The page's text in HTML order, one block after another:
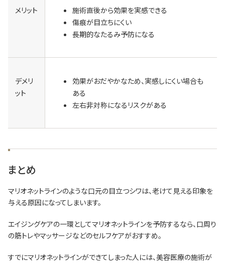
メリット
施術直後から効果を実感できる
傷痕が目立ちにくい
長期的なたるみ予防になる
デメリ
ット
効果がおだやかなため、実感しにくい場合も
ある
左右非対称になるリスクがある
まとめ
マリオネットラインのような口元の目立つシワは、老けて見える印象を
与える原因になってしまいます。
エイジングケアの一環としてマリオネットラインを予防するなら、口周り
の筋トレやマッサージなどのセルフケアがおすすめ。
すでにマリオネットラインができてしまった人には、美容医療の施術が